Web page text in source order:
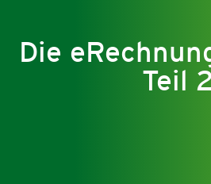
Die
Teil 2